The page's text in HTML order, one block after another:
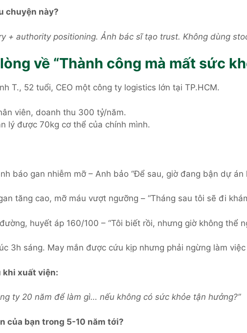
chuyện này?
+ authority positioning. Ảnh bác sĩ tạo trust. Không dùng
về “Thành công mà mất sức
T., 52 tuổi, CEO một công ty logistics lớn tại TP.HCM.
viên, doanh thu 300 tỷ/năm.
lý được 70kg cơ thể của chính mình.
báo gan nhiễm mỡ – Anh bảo “Để sau, giờ đang bận dự án
tăng cao, mỡ máu vượt ngưỡng – “Tháng sau tôi sẽ đi
huyết áp 160/100 – “Tôi biết rồi, nhưng giờ không thể
3h sáng. May mắn được cứu kịp nhưng phải ngừng làm
khi xuất viện:
ty 20 năm để làm gì… nếu không có sức khỏe tận hưởng?”
của bạn trong 5-10 năm tới?